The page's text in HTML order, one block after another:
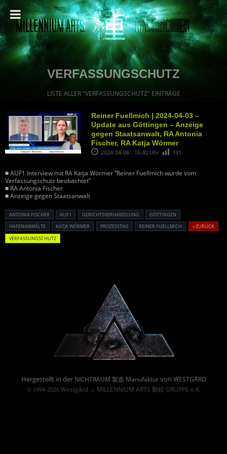
VERFASSUNGSCHUTZ
LISTE ALLER "VERFASSUNGSCHUTZ" EINTRÄGE
Reiner Fuellmich | 2024-04-03 –
Update aus Göttingen – Anzeige
gegen Staatsanwalt, RA Antonia
Fischer, RA Katja Wörmer
2024-04-06 - 16:40 Uhr 141
■ AUF1 Interview mit RA Katja Wörmer “Reiner Fuellmich wurde vom
Verfassungschutz beobachtet”
■ RA Antonia Fischer
■ Anzeige gegen Staatsanwalt
ANTONIA FISCHER AUF1 GERICHTSVERHANDLUNG
GÖTTINGEN
HAFENANWÄLTE
KATJA WÖRMER PROZESSTAG REINER FUELLMICH
« ZURÜCK
VERFASSUNGSCHUTZ
Hergestellt in der NICHTRAUM 製造 Manufakturvon WESTGÅRD
© 1994-2026 Westgård→ MILLENNIUM ARTS 勤続 GRUPPE e.K.
Powered By :